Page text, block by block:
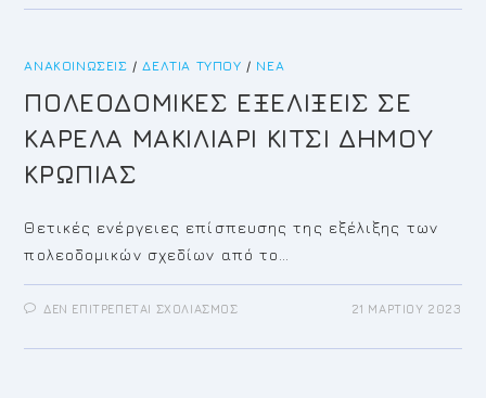
ΣΤΗ
ΑΝΑΚΟΙΝΏΣΕΙΣ /ΔΕΛΤΊΑ ΤΎΠΟΥ / ΝΈΑ
ΠΟΛΕΟΔΟΜΙΚΕΣ ΕΞΕΛΙΞΕΙΣ ΣΕ
ΚΑΡΕΛΑ ΜΑΚΙΛΙΑΡΙ ΚΙΤΣΙ ΔΗΜΟΥ
ΚΡΩΠΙΑΣ
Θετικές ενέργειες επίσπευσης της εξέλιξης των
πολεοδομικών σχεδίων από το…
ΔΕΝ ΕΠΙΤΡΈΠΕΤΑΙ ΣΧΟΛΙΑΣΜΌΣΣΤΟ
ΣΕ
21 ΜΑΡΤΊΟΥ 2023